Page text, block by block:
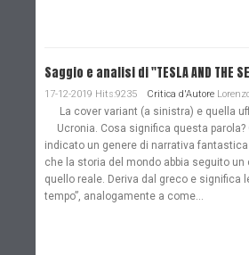
Saggio e analisi di "TESLA AND THE
17-12-2019 Hits:9235 Critica d'Autore
La cover variant (a sinistra) e quella
Ucronia. Cosa significa questa
indicato un genere di narrativa
che la storia del mondo abbia seguito un
quello reale. Deriva dal greco e significa
tempo”, analogamente a come...